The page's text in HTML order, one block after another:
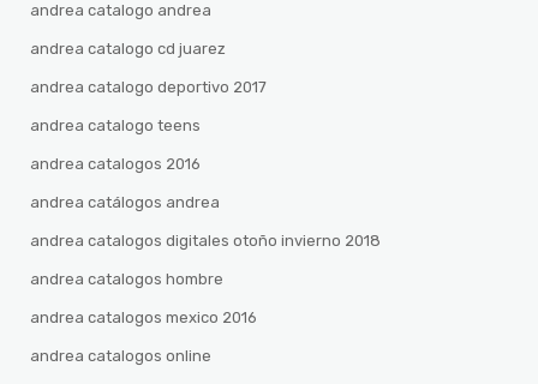
andrea catalogo andrea
andrea catalogo cd juarez
andrea catalogo deportivo 2017
andrea catalogo teens
andrea catalogos 2016
andrea catálogos andrea
andrea catalogos digitales otoño invierno 2018
andrea catalogos hombre
andrea catalogos mexico 2016
andrea catalogos online